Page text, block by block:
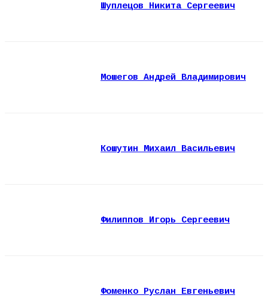
Шуплецов Никита Сергеевич
Мошегов Андрей Владимирович
Кошутин Михаил Васильевич
Филиппов Игорь Сергеевич
Фоменко Руслан Евгеньевич